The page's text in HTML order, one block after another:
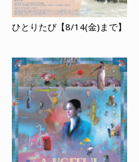
ひとりたび【8/14(金)まで】